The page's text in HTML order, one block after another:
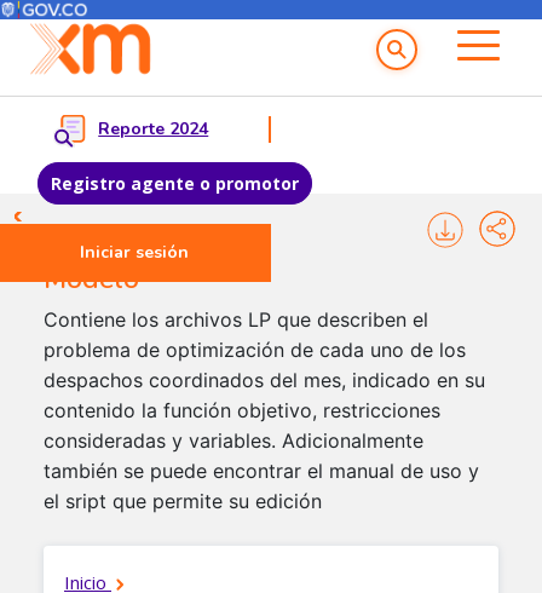
Pasar al contenido principal
Menú del Usuario
Reporte 2024
Registro agente o promotor
Iniciar sesión
Menu principal
Modelo
Contiene los archivos LP que describen el
problema de optimización de cada uno de los
despachos coordinados del mes, indicado en su
contenido la función objetivo, restricciones
consideradas y variables. Adicionalmente
también se puede encontrar el manual de uso y
el sript que permite su edición